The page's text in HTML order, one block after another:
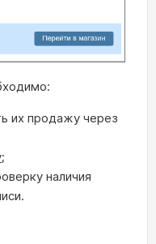
их продажу через
;
наличия